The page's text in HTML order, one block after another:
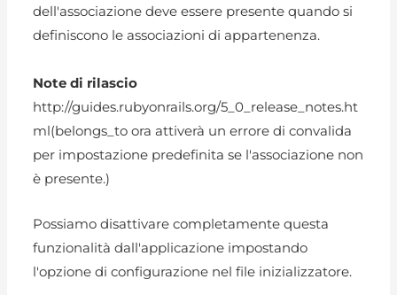
dell'associazione deve essere presente quando si
definiscono le associazioni di appartenenza.
Note di rilascio
http://guides.rubyonrails.org/5_0_release_notes.ht
ml(belongs_to ora attiverà un errore di convalida
per impostazione predefinita se l'associazione non
è presente.)
Possiamo disattivare completamente questa
funzionalità dall'applicazione impostando
l'opzione di configurazione nel file inizializzatore.